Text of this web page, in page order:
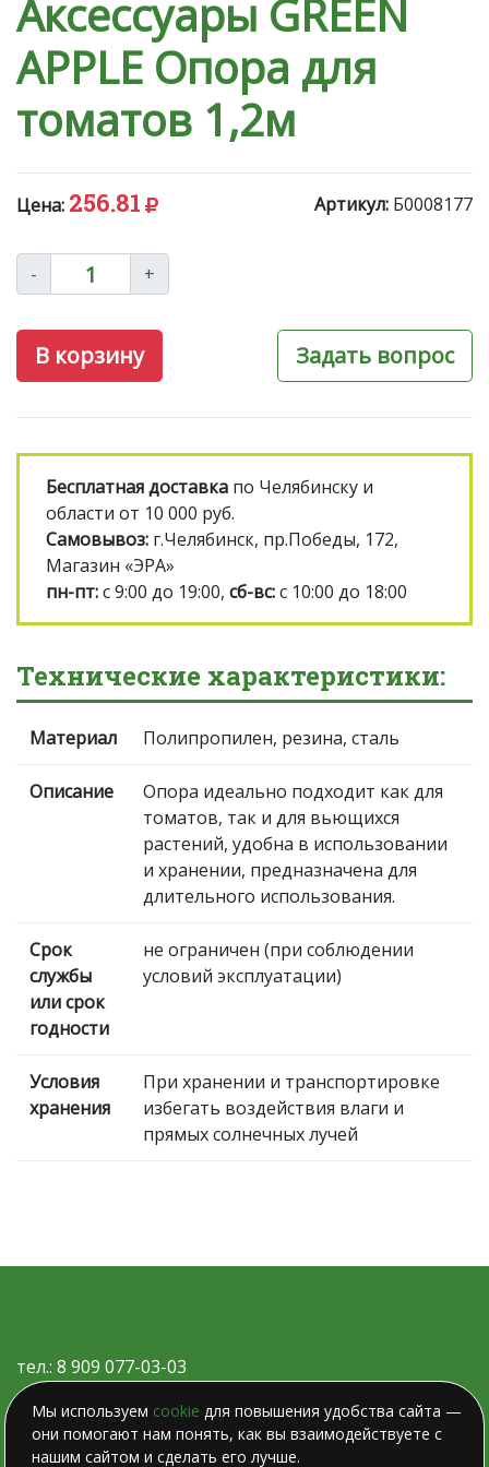
Аксессуары GREEN
APPLE Опора для
томатов 1,2м
Цена: 256.81 Артикул: Б0008177
- +
В корзину Задать вопрос
Бесплатная доставка по Челябинску и
области от 10 000 руб.
Самовывоз: г.Челябинск, пр.Победы, 172,
Магазин «ЭРА»
пн-пт:с 9:00 до 19:00, сб-вс:с 10:00 до 18:00
Технические характеристики:
Материал Полипропилен, резина, сталь
Описание
Опора идеально подходит как для
томатов, так и для вьющихся
растений, удобна в использовании
и хранении, предназначена для
длительного использования.
Срок
службы
или срок
годности
не ограничен (при соблюдении
условий эксплуатации)
Условия
хранения
При хранении и транспортировке
избегать воздействия влаги и
прямых солнечных лучей
тел.: 8 909 077-03-03
Карта сайта
Политика конфиденциальности
Мы используем cookie для повышения удобства сайта —
они помогают нам понять, как вы взаимодействуете с
нашим сайтом и сделать его лучше.